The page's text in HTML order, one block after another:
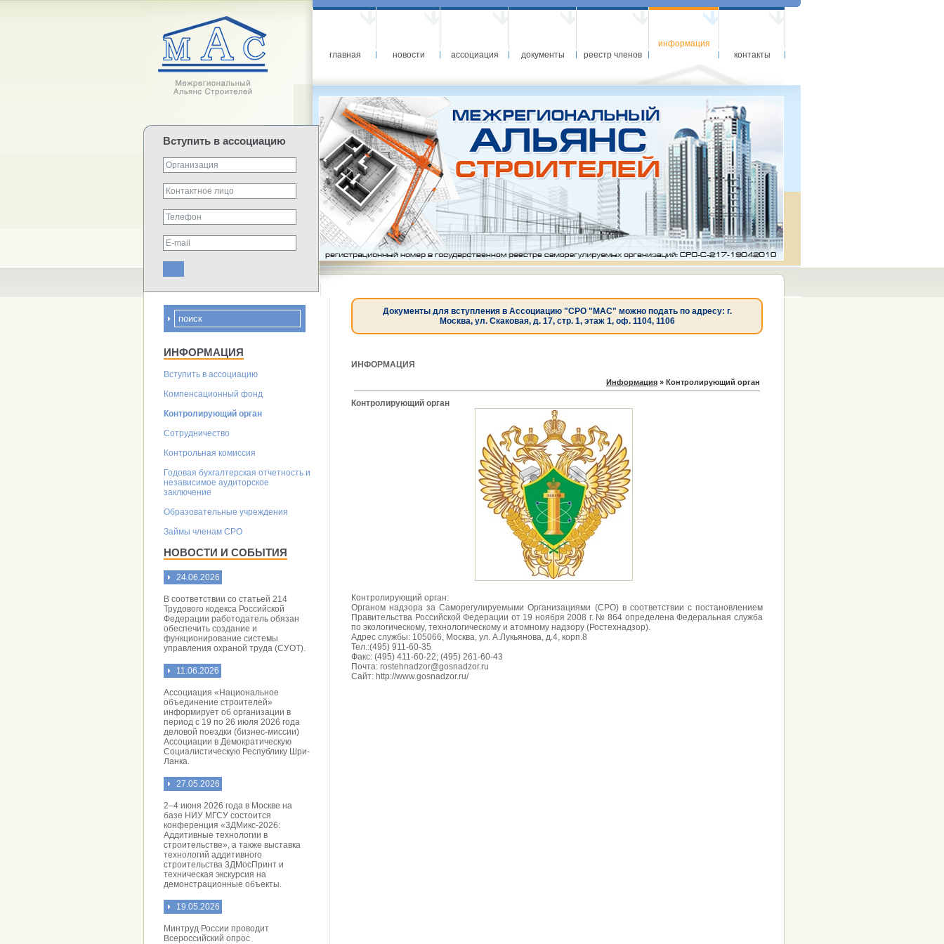
главная новости ассоциация документы реестр членов
информация
контакты
Вступить в ассоциацию
ИНФОРМАЦИЯ
Вступить в ассоциацию
Компенсационный фонд
Контролирующий орган
Сотрудничество
Контрольная комиссия
Годовая бухгалтерская отчетность и
независимое аудиторское
заключение
Образовательные учреждения
Займы членам СРО
НОВОСТИ И СОБЫТИЯ
24.06.2026
В соответствии со статьей 214
Трудового кодекса Российской
Федерации работодатель обязан
обеспечить создание и
функционирование системы
управления охраной труда (СУОТ).
11.06.2026
Ассоциация «Национальное
объединение строителей»
информирует об организации в
период с 19 по 26 июля 2026 года
деловой поездки (бизнес-миссии)
Ассоциации в Демократическую
Социалистическую Республику Шри-
Ланка.
27.05.2026
2–4 июня 2026 года в Москве на
базе НИУ МГСУ состоится
конференция «3ДМикс-2026:
Аддитивные технологии в
строительстве», а также выставка
технологий аддитивного
строительства 3ДМосПринт и
техническая экскурсия на
демонстрационные объекты.
19.05.2026
Минтруд России проводит
Всероссийский опрос
Документы для вступления в Ассоциацию "СРО "МАС" можно подать по адресу: г.
Москва, ул. Скаковая, д. 17, стр. 1, этаж 1, оф. 1104, 1106
ИНФОРМАЦИЯ
Информация » Контролирующий орган
Контролирующий орган
Контролирующий орган:
Органом надзора за Саморегулируемыми Организациями (СРО) в соответствии с постановлением
Правительства Российской Федерации от 19 ноября 2008 г. № 864 определена Федеральная служба
по экологическому, технологическому и атомному надзору (Ростехнадзор).
Адрес службы: 105066, Москва, ул. А.Лукьянова, д.4, корп.8
Тел.:(495) 911-60-35
Факс: (495) 411-60-22; (495) 261-60-43
Почта: rostehnadzor@gosnadzor.ru
Сайт: http://www.gosnadzor.ru/